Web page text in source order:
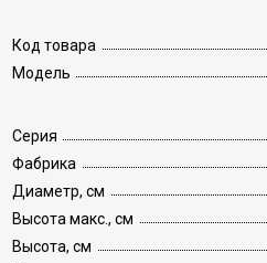
Код товара
Модель
Серия
Фабрика
Диаметр, см
Высота макс., см
Высота, см